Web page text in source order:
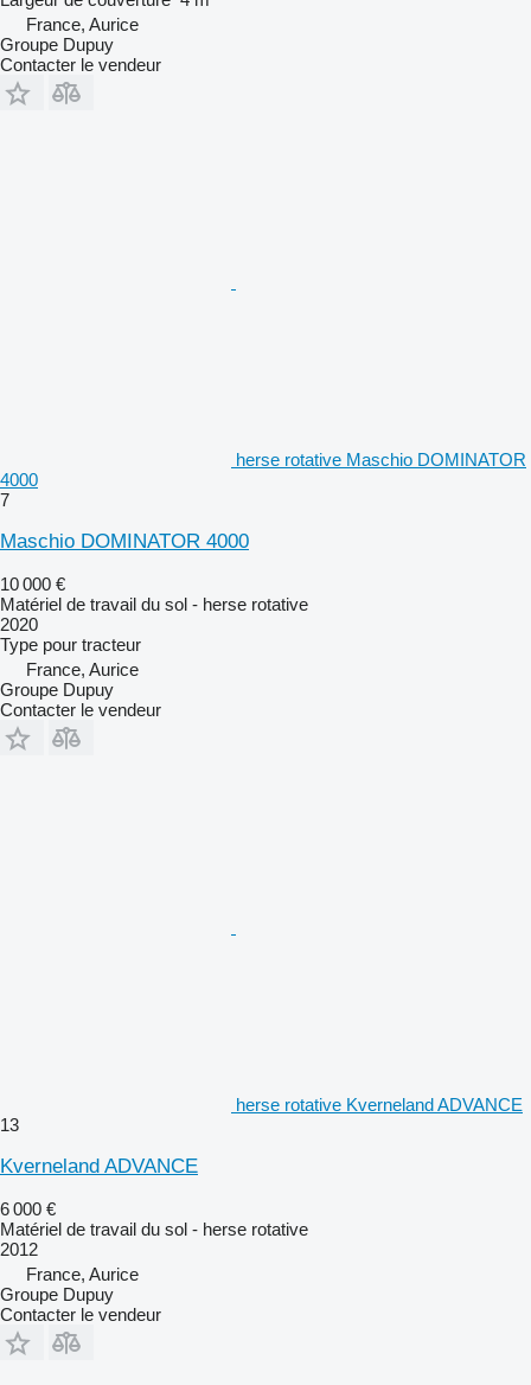
France, Aurice
Groupe Dupuy
Contacter le vendeur
herse rotative Maschio DOMINATOR
4000
7
Maschio DOMINATOR 4000
10 000 €
Matériel de travail du sol - herse rotative
2020
Type pour tracteur
France, Aurice
Groupe Dupuy
Contacter le vendeur
herse rotative Kverneland ADVANCE
13
Kverneland ADVANCE
6 000 €
Matériel de travail du sol - herse rotative
2012
France, Aurice
Groupe Dupuy
Contacter le vendeur